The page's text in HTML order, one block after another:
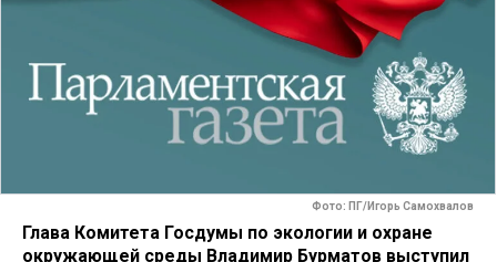
Фото: ПГ/Игорь Самохвалов
Глава Комитета Госдумы по экологии и охране
окружающей среды Владимир Бурматов выступил